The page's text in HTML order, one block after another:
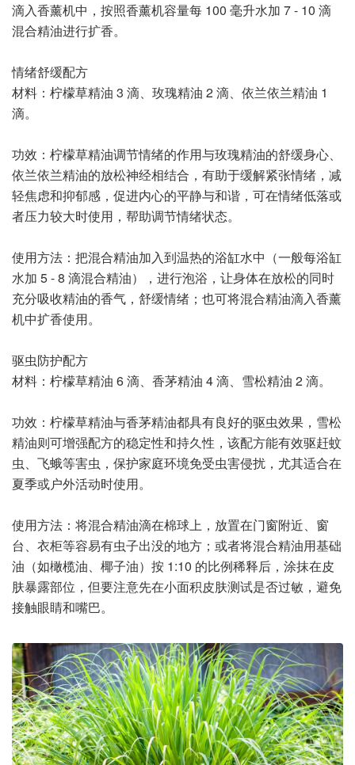
滴入香薰机中，按照香薰机容量每 100 毫升水加 7 - 10 滴
混合精油进行扩香。
情绪舒缓配方
材料：柠檬草精油 3 滴、玫瑰精油 2 滴、依兰依兰精油 1
滴。
功效：柠檬草精油调节情绪的作用与玫瑰精油的舒缓身心、
依兰依兰精油的放松神经相结合，有助于缓解紧张情绪，减
轻焦虑和抑郁感，促进内心的平静与和谐，可在情绪低落或
者压力较大时使用，帮助调节情绪状态。
使用方法：把混合精油加入到温热的浴缸水中（一般每浴缸
水加 5 - 8 滴混合精油），进行泡浴，让身体在放松的同时
充分吸收精油的香气，舒缓情绪；也可将混合精油滴入香薰
机中扩香使用。
驱虫防护配方
材料：柠檬草精油 6 滴、香茅精油 4 滴、雪松精油 2 滴。
功效：柠檬草精油与香茅精油都具有良好的驱虫效果，雪松
精油则可增强配方的稳定性和持久性，该配方能有效驱赶蚊
虫、飞蛾等害虫，保护家庭环境免受虫害侵扰，尤其适合在
夏季或户外活动时使用。
使用方法：将混合精油滴在棉球上，放置在门窗附近、窗
台、衣柜等容易有虫子出没的地方；或者将混合精油用基础
油（如橄榄油、椰子油）按 1:10 的比例稀释后，涂抹在皮
肤暴露部位，但要注意先在小面积皮肤测试是否过敏，避免
接触眼睛和嘴巴。